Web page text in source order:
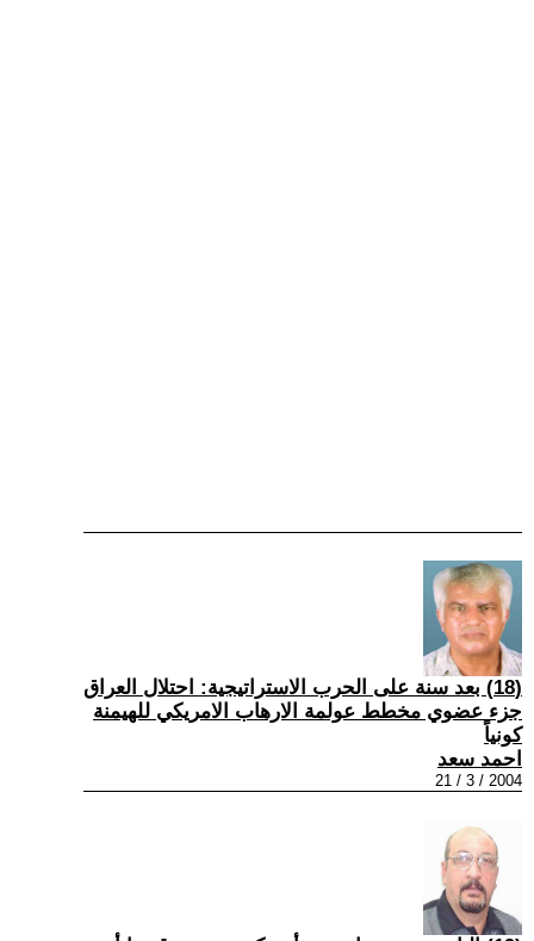
(18) بعد سنة على الحرب الاستراتيجية: احتلال العراق
جزء عضوي مخطط عولمة الارهاب الامريكي للهيمنة
كونياً
احمد سعد
2004 / 3 / 21